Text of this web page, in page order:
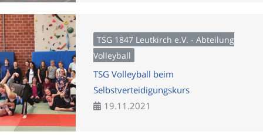
TSG 1847 Leutkirch e.V. - Abteilung
Volleyball
TSG Volleyball beim
Selbstverteidigungskurs
19.11.2021